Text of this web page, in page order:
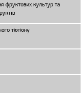
фруктових культур та
тютюну